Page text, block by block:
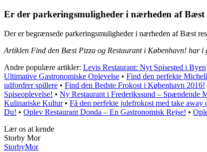
Er der parkeringsmuligheder i nærheden af Bæst
Der er begrænsede parkeringsmuligheder i nærheden af Bæst
Artiklen Find den Bæst Pizza og Restaurant i København! har i
Andre populære artikler: Levis Restaurant: Nyt Spisested i Byen
Ultimative Gastronomiske Oplevelse • Find den perfekte
udfordrer spillere • Find den Bedste Frokost i København 2016!
Spiseoplevelse! • Ny Restaurant i Frederikssund – Spændende
Kulinariske Kultur• Få den perfekte julefrokost med take away
Du! • Oplev Restaurant Donda – En Gastronomisk Rejse! •
Lær os at kende
Storby Mor
StorbyMor